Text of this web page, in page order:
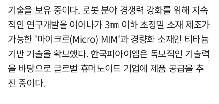
기술을 보유 중이다. 로봇 분야 경쟁력 강화를 위해 지속
적인 연구개발을 이어나가 3㎜ 이하 초정밀 소재 제조가
가능한 '마이크로(Micro) MIM'과 경량화 소재인 티타늄
기반 기술을 확보했다. 한국피아이엠은 독보적인 기술력
을 바탕으로 글로벌 휴머노이드 기업에 제품 공급을 추
진 중이다.